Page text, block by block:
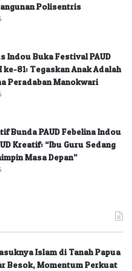
Polisentris
Indou Buka Festival PAUD
ke-81: Tegaskan Anak Adalah
Peradaban Manokwari
Bunda PAUD Febelina Indou
Kreatif: “Ibu Guru Sedang
Masa Depan”
Islam di Tanah Papua
Besok, Momentum Perkuat